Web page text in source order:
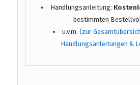
Handlungsanleitung:
bestimmten
u.v.m.(zur
Handlungsanleitungen &